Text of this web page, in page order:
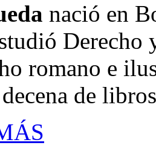
nació en
Derecho
romano e
de